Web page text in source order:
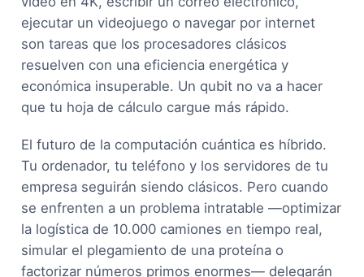
ejecutar un videojuego o navegar por internet
son tareas que los procesadores clásicos
resuelven con una eficiencia energética y
económica insuperable. Un qubit no va a hacer
que tu hoja de cálculo cargue más rápido.
El futuro de la computación cuántica es híbrido.
Tu ordenador, tu teléfono y los servidores de tu
empresa seguirán siendo clásicos. Pero cuando
se enfrenten a un problema intratable —optimizar
la logística de 10.000 camiones en tiempo real,
simular el plegamiento de una proteína o
factorizar números primos enormes— delegarán